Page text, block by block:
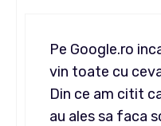
Pe Google.ro
vin toate cu
Din ce am citit
au ales sa faca